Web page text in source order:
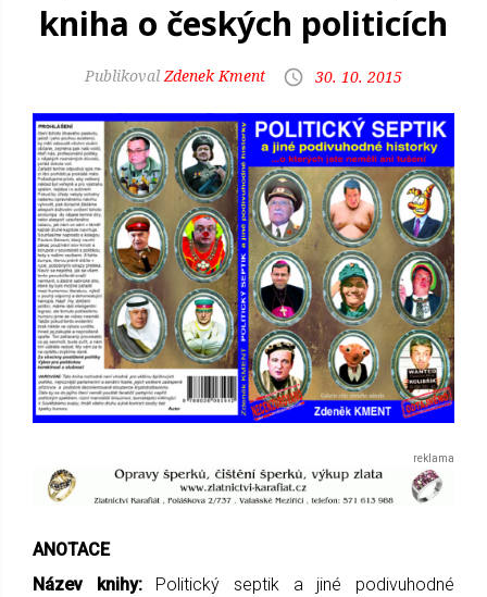
kniha o českých politicích
Zdenek Kment 30. 10. 2015
ANOTACE
Název knihy: Politický septik a jiné podivuhodné